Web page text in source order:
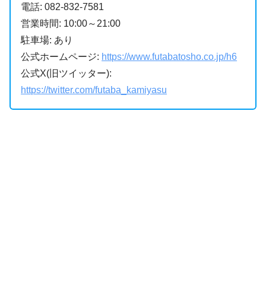
電話: 082-832-7581
営業時間: 10:00～21:00
駐車場: あり
公式ホームページ: https://www.futabatosho.co.jp/h6
公式X(旧ツイッター):
https://twitter.com/futaba_kamiyasu